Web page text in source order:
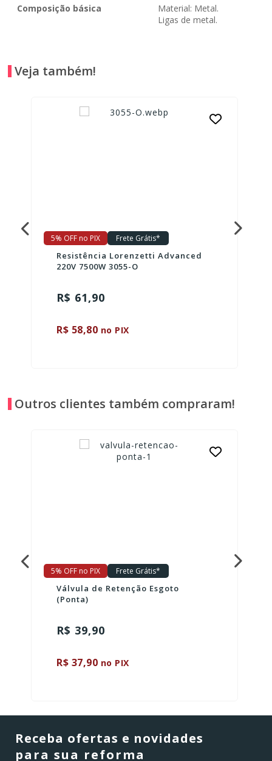
Composição básica
Material: Metal.
Ligas de metal.
Veja também!
5% OFF no PIX Frete Grátis*
Resistência Lorenzetti Advanced
220V 7500W 3055-O
R$ 61,90
R$ 58,80 no PIX
Outros clientes também compraram!
5% OFF no PIX Frete Grátis*
Válvula de Retenção Esgoto
(Ponta)
R$ 39,90
R$ 37,90 no PIX
Receba ofertas e novidades
para sua reforma